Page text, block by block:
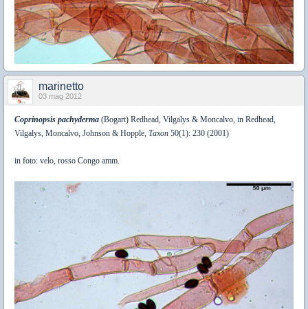
marinetto
03 mag 2012
Coprinopsis pachyderma (Bogart) Redhead, Vilgalys & Moncalvo, in Redhead,
Vilgalys, Moncalvo, Johnson & Hopple, Taxon 50(1): 230 (2001)
in foto: velo, rosso Congo amm.